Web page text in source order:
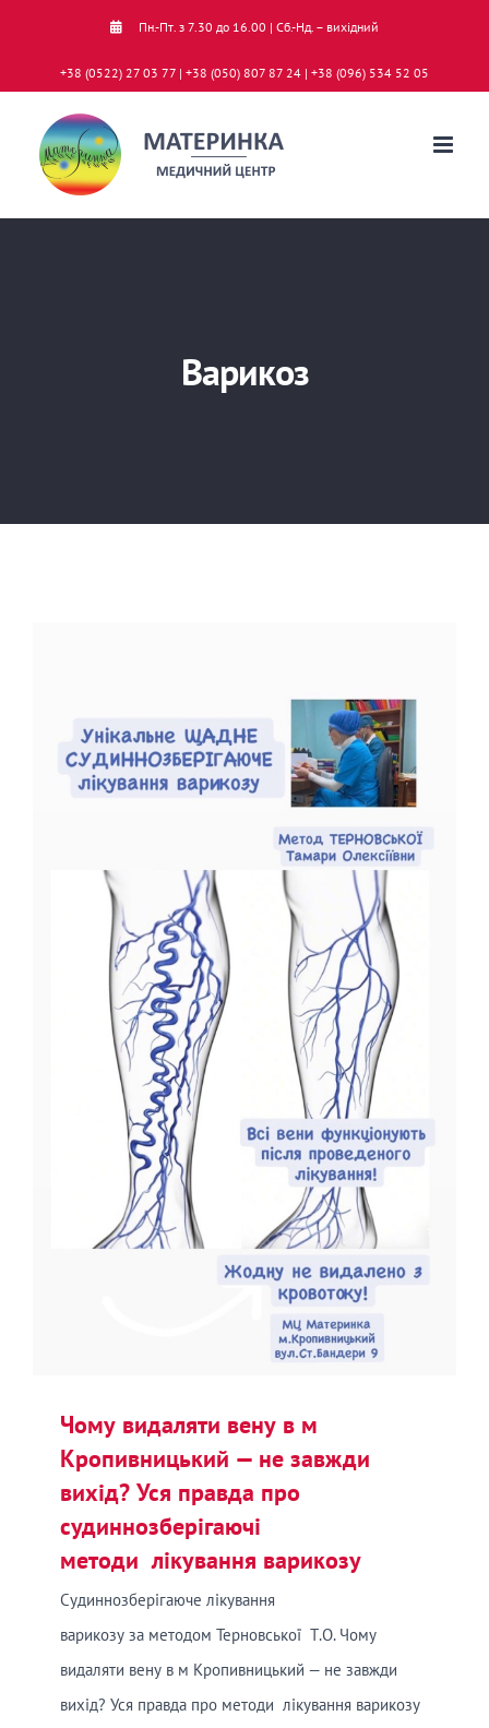
Пн.-Пт. з 7.30 до 16.00 | Сб.-Нд. – вихідний
+38 (0522) 27 03 77 | +38 (050) 807 87 24 | +38 (096) 534 52 05
Варикоз
Чому видаляти вену в м
Кропивницький — не завжди
вихід? Уся правда про
судиннозберігаючі
методи лікування варикозу
Судиннозберігаюче лікування
варикозу за методом Терновської Т.О. Чому
видаляти вену в м Кропивницький — не завжди
вихід? Уся правда про методи лікування варикозу